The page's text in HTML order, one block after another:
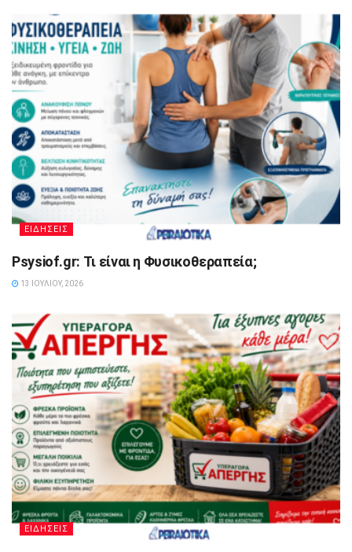
ΕΙΔΗΣΕΙΣ
Psysiof.gr: Τι είναι η Φυσικοθεραπεία;
13 ΙΟΥΛΊΟΥ, 2026
ΕΙΔΗΣΕΙΣ